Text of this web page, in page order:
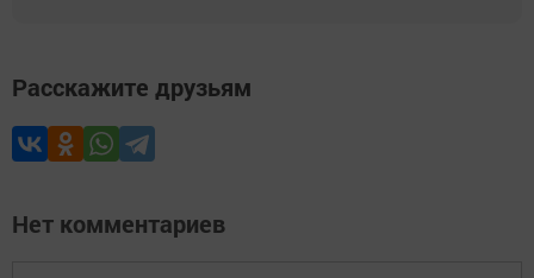
Расскажите друзьям
Нет комментариев